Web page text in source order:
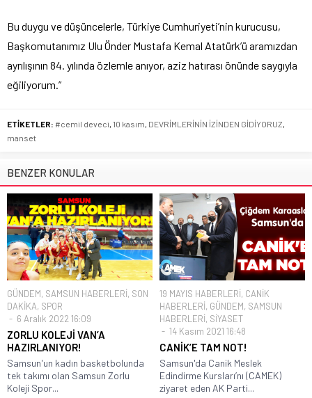
Bu duygu ve düşüncelerle, Türkiye Cumhuriyeti’nin kurucusu,
Başkomutanımız Ulu Önder Mustafa Kemal Atatürk’ü aramızdan
ayrılışının 84. yılında özlemle anıyor, aziz hatırası önünde saygıyla
eğiliyorum.”
ETİKETLER: #cemil deveci 10 kasım DEVRİMLERİNİN İZİNDEN GİDİYORUZ
manset
BENZER KONULAR
GÜNDEM, SAMSUN HABERLERİ, SON
DAKİKA, SPOR
6 Aralık 2022 16:09
ZORLU KOLEJİ VAN’A
HAZIRLANIYOR!
Samsun'un kadın basketbolunda
tek takımı olan Samsun Zorlu
Koleji Spor...
19 MAYIS HABERLERİ, CANİK
HABERLERİ, GÜNDEM, SAMSUN
HABERLERİ, SİYASET
14 Kasım 2021 16:48
CANİK’E TAM NOT!
Samsun'da Canik Meslek
Edindirme Kursları’nı (CAMEK)
ziyaret eden AK Parti...